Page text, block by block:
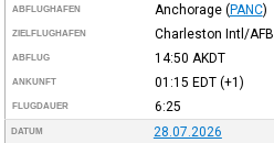
ABFLUGHAFEN Anchorage (PANC)
ZIELFLUGHAFEN Charleston Intl/AFB
ABFLUG 14:50 AKDT
ANKUNFT 01:15 EDT(+1)
FLUGDAUER 6:25
DATUM 28.07.2026